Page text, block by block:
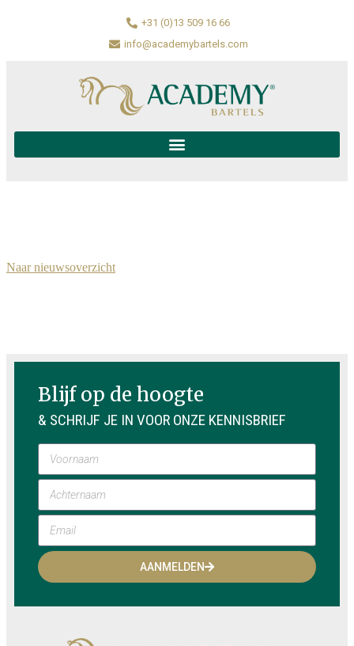
+31 (0)13 509 16 66
info@academybartels.com
Naar nieuwsoverzicht
Blijf op de hoogte
& SCHRIJF JE IN VOOR ONZE KENNISBRIEF
AANMELDEN